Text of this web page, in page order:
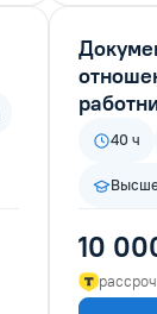
40 ч
10